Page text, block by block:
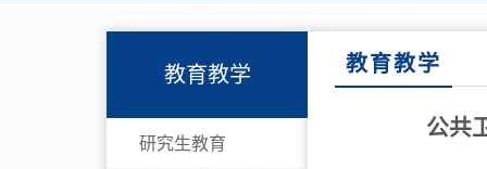
教育教学
研究生教育
教育教学
公共